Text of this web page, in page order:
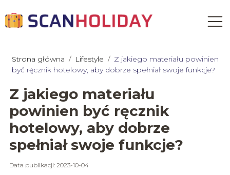
Strona główna / Lifestyle / Z jakiego materiału powinien
być ręcznik hotelowy, aby dobrze spełniał swoje funkcje?
Z jakiego materiału
powinien być ręcznik
hotelowy, aby dobrze
spełniał swoje funkcje?
Data publikacji: 2023-10-04